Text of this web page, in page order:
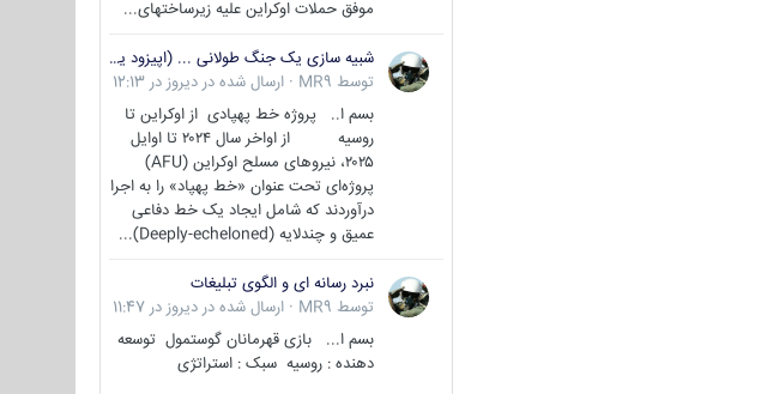
موفق حملات اوکراین علیه زیرساختهای...
شبیه سازی یک جنگ طولانی ... (اپیزود یکم : اوکراین )
توسط MR9
· ارسال شده در دیروز در 12:13
بسم ا.. پروژه خط پهپادی از اوکراین تا
روسیه از اواخر سال ۲۰۲۴ تا اوایل
۲۰۲۵، نیروهای مسلح اوکراین (AFU)
پروژه‌ای تحت عنوان «خط پهپاد» را به اجرا
درآوردند که شامل ایجاد یک خط دفاعی
عمیق و چندلایه (Deeply-echeloned)...
نبرد رسانه ای و الگوی تبلیغات
توسط MR9
· ارسال شده در دیروز در 11:47
بسم ا... بازی قهرمانان گوستمول توسعه
دهنده : روسیه سبک : استراتژی